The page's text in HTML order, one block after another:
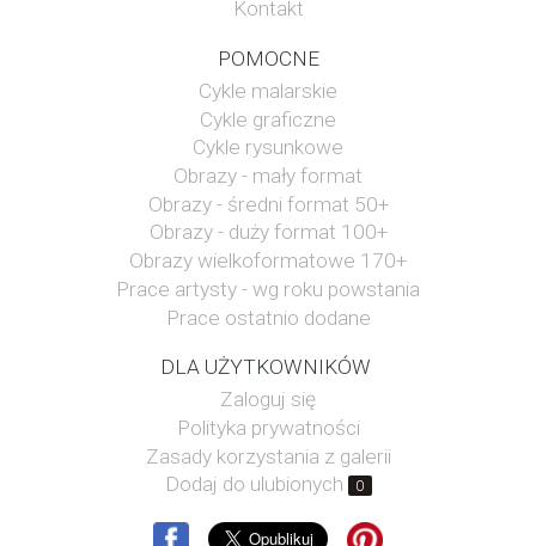
Kontakt
POMOCNE
Cykle malarskie
Cykle graficzne
Cykle rysunkowe
Obrazy - mały format
Obrazy - średni format 50+
Obrazy - duży format 100+
Obrazy wielkoformatowe 170+
Prace artysty - wg roku powstania
Prace ostatnio dodane
DLA UŻYTKOWNIKÓW
Zaloguj się
Polityka prywatności
Zasady korzystania z galerii
Dodaj do ulubionych
0